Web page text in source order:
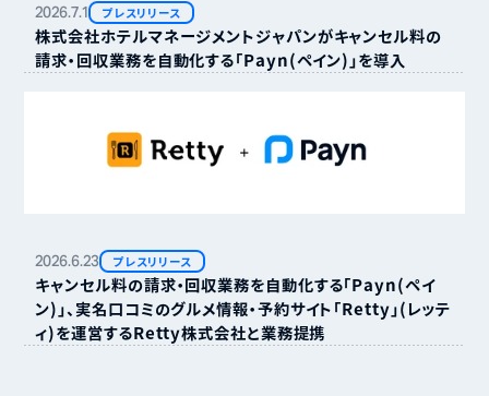
2026.7.1 プレスリリース
株式会社ホテルマネージメントジャパンがキャンセル料の
請求・回収業務を自動化する「Payn（ペイン）」を導入
2026.6.23 プレスリリース
キャンセル料の請求・回収業務を自動化する「Payn（ペイ
ン）」、実名口コミのグルメ情報・予約サイト「Retty」（レッテ
ィ）を運営するRetty株式会社と業務提携